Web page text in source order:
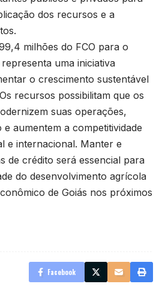
dos recursos e a
milhões do FCO para o
uma iniciativa
o crescimento sustentável
recursos possibilitam que os
suas operações,
aumentem a competitividade
e internacional. Manter e
de crédito será essencial para
do desenvolvimento agrícola
de Goiás nos próximos
Facebook